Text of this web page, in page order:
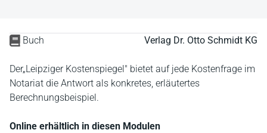
Buch Verlag Dr. Otto Schmidt KG
Der„Leipziger Kostenspiegel" bietet auf jede Kostenfrage im
Notariat die Antwort als konkretes, erläutertes
Berechnungsbeispiel.
Online erhältlich in diesen Modulen